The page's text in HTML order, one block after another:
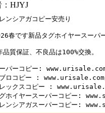
HJYJ
ンシアガコピー安売り
春です新品タグホイヤースーパ
品質保証、不良品は100%交換。
パーコピー:
ロコピー :
レックスコピー :
ホイヤースーパーコピー:
ンシアガスーパーコピー: